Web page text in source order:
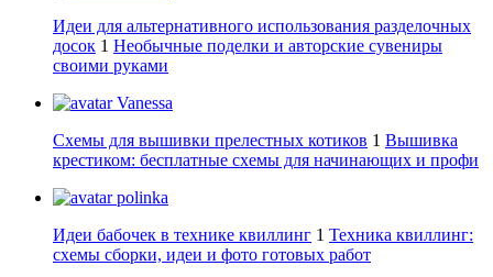
Идеи для альтернативного использования разделочных
досок 1 Необычные поделки и авторские сувениры
своими руками
Vanessa
Схемы для вышивки прелестных котиков 1 Вышивка
крестиком: бесплатные схемы для начинающих и профи
polinka
Идеи бабочек в технике квиллинг 1 Техника квиллинг:
схемы сборки, идеи и фото готовых работ